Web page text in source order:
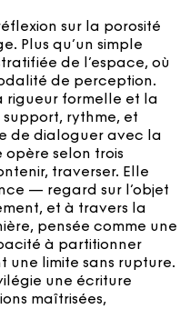
sur la porosité
Plus qu’un simple
de l’espace, où
de perception.
rigueur formelle et la
support, rythme, et
de dialoguer avec la
opère selon trois
traverser. Elle
— regard sur l’objet
et à travers la
pensée comme une
à partitionner
une limite sans rupture.
une écriture
maîtrisées,